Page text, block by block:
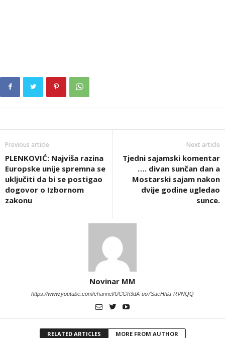
Previous article
PLENKOVIĆ: Najviša razina
Europske unije spremna se
uključiti da bi se postigao
dogovor o Izbornom
zakonu
Next article
Tjedni sajamski komentar
…. divan sunčan dan a
Mostarski sajam nakon
dvije godine ugledao
sunce.
Novinar MM
https://www.youtube.com/channel/UCGh3dA-uo7SaeHhla-RVNQQ
RELATED ARTICLES MORE FROM AUTHOR